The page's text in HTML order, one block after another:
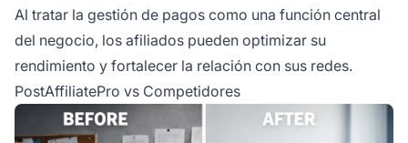
Al tratar la gestión de pagos como una función central
del negocio, los afiliados pueden optimizar su
rendimiento y fortalecer la relación con sus redes.
PostAffiliatePro vs Competidores